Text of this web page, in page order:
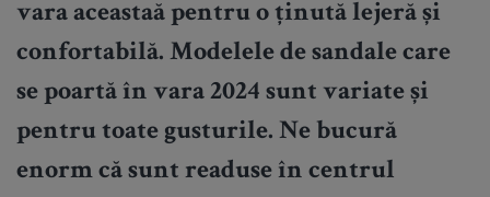
vara aceastaă pentru o ținută lejeră și
confortabilă. Modelele de sandale care
se poartă în vara 2024 sunt variate și
pentru toate gusturile. Ne bucură
enorm că sunt readuse în centrul